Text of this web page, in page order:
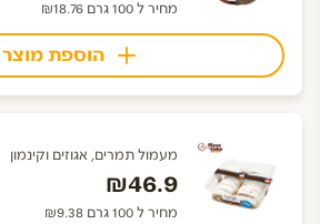
מחיר ל 100 גרם ₪18.76
הוספת מוצר
מעמול תמרים, אגוזים וקינמון
₪46.9
מחיר ל 100 גרם ₪9.38